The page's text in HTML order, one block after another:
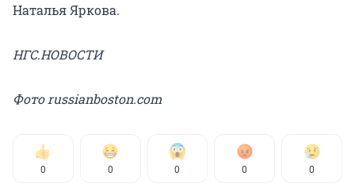
Наталья Яркова.
НГС.НОВОСТИ
Фото russianboston.com
0 0 0 0 0